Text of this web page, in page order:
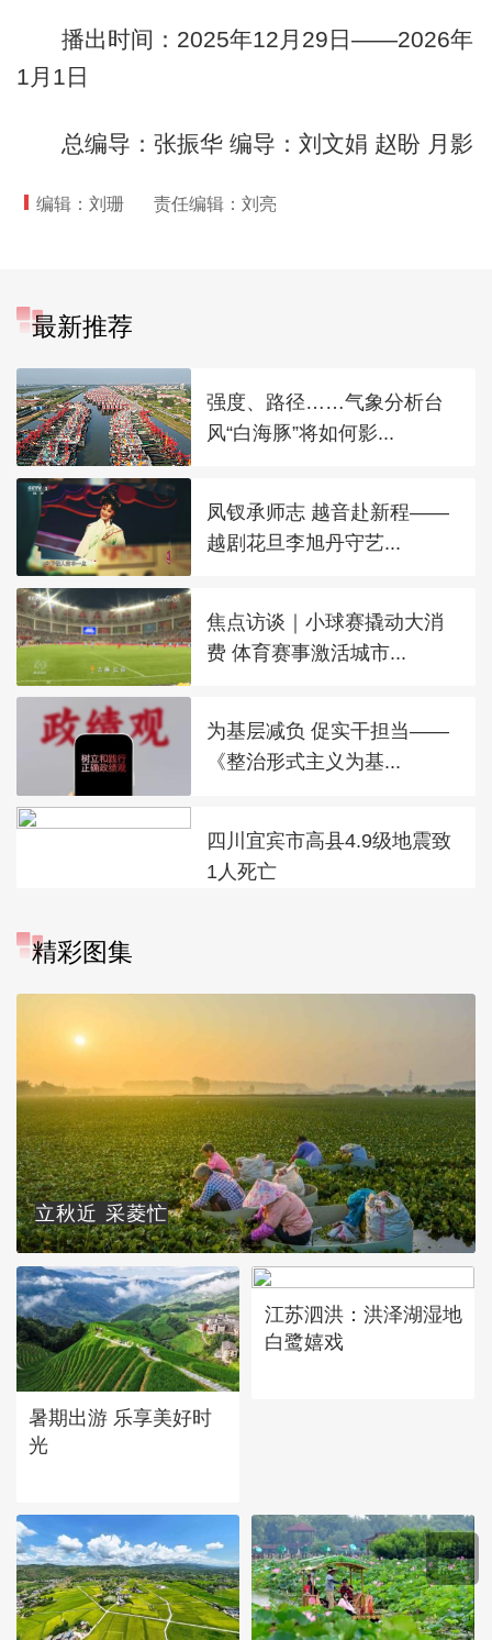
播出时间：2025年12月29日——2026年
1月1日
总编导：张振华 编导：刘文娟 赵盼 月影
编辑：刘珊 责任编辑：刘亮
最新推荐
强度、路径……气象分析台
风“白海豚”将如何影...
凤钗承师志 越音赴新程——
越剧花旦李旭丹守艺...
焦点访谈｜小球赛撬动大消
费 体育赛事激活城市...
为基层减负 促实干担当——
《整治形式主义为基...
四川宜宾市高县4.9级地震致
1人死亡
精彩图集
立秋近 采菱忙
暑期出游 乐享美好时
光
江苏泗洪：洪泽湖湿地
白鹭嬉戏